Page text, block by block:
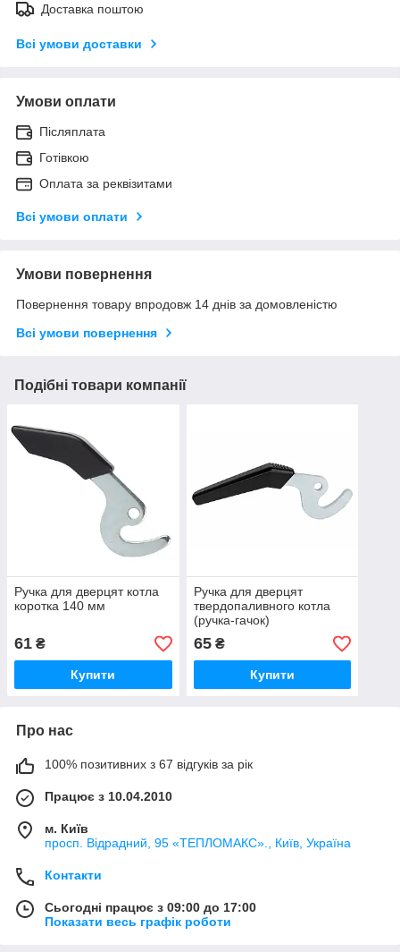
Доставка поштою
Всі умови доставки
Умови оплати
Післяплата
Готівкою
Оплата за реквізитами
Всі умови оплати
Умови повернення
Повернення товару впродовж 14 днів за домовленістю
Всі умови повернення
Подібні товари компанії
Ручка для дверцят котла
коротка 140 мм
61 ₴
Купити
Ручка для дверцят
твердопаливного котла
(ручка-гачок)
65₴
Купити
Про нас
100% позитивних з 67 відгуків за рік
Працює з 10.04.2010
м. Київ
просп. Відрадний, 95 «ТЕПЛОМАКС»., Київ, Україна
Контакти
Сьогодні працює з 09:00 до 17:00
Показати весь графік роботи